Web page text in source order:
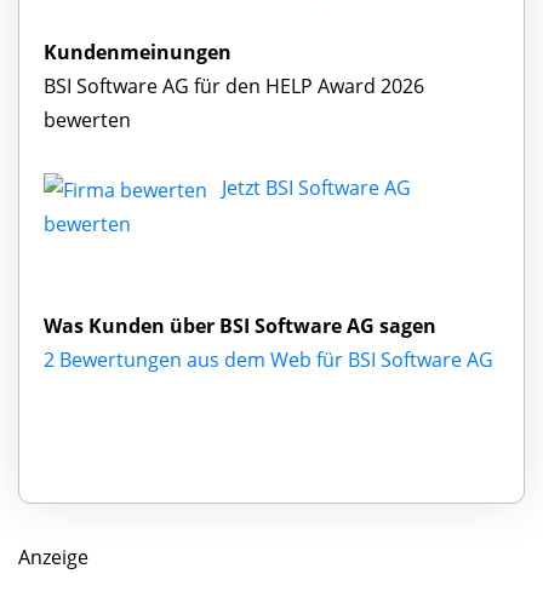
Kundenmeinungen
BSI Software AG für den HELP Award 2026
bewerten
Jetzt BSI Software AG
bewerten
Was Kunden über BSI Software AG sagen
2 Bewertungen aus dem Web für BSI Software AG
Anzeige